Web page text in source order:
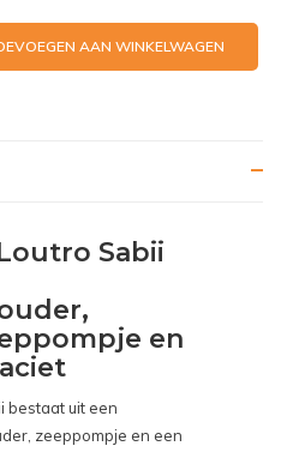
AAN WINKELWAGEN
(NL)
Sabii
en
bestaat uit een
zeeppompje en een